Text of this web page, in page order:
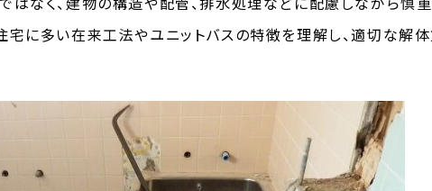
宅に多い在来工法やユニットバスの特徴を理解し、適切な解